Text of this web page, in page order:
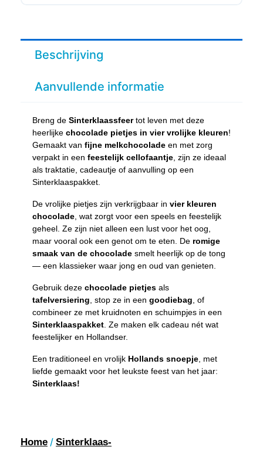
Beschrijving
Aanvullende informatie
Breng de Sinterklaassfeertot leven met deze
heerlijke chocolade pietjes in vier vrolijke kleuren!
Gemaakt van fijne melkchocolade en met zorg
verpakt in een feestelijk cellofaantje, zijn ze ideaal
als traktatie, cadeautje of aanvulling op een
Sinterklaaspakket.
De vrolijke pietjes zijn verkrijgbaar in vier kleuren
chocolade, wat zorgt voor een speels en feestelijk
geheel. Ze zijn niet alleen een lust voor het oog,
maar vooral ook een genot om te eten. De romige
smaak van de chocolade smelt heerlijk op de tong
— een klassieker waar jong en oud van genieten.
Gebruik deze chocolade pietjes als
tafelversiering, stop ze in een goodiebag, of
combineer ze met kruidnoten en schuimpjes in een
Sinterklaaspakket. Ze maken elk cadeau nét wat
feestelijker en Hollandser.
Een traditioneel en vrolijk Hollands snoepje, met
liefde gemaakt voor het leukste feest van het jaar:
Sinterklaas!
Home / Sinterklaas-